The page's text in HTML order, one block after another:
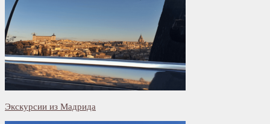
Экскурсии из Мадрида